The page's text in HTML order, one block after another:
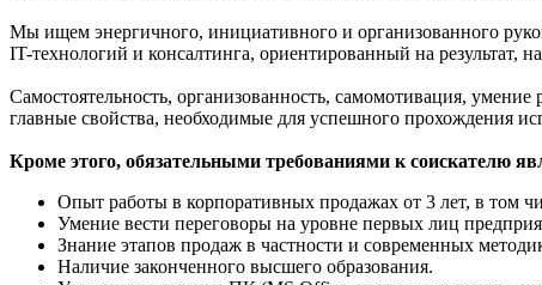
Мы ищем энергичного, инициативного и организованного
IT-технологий и консалтинга, ориентированный на результат,
Самостоятельность, организованность, самомотивация,
главные свойства, необходимые для успешного прохождения
Кроме этого, обязательными требованиями к соискателю
Опыт работы в корпоративных продажах от 3 лет, в том
Умение вести переговоры на уровне первых лиц
Знание этапов продаж в частности и современных
Наличие законченного высшего образования.